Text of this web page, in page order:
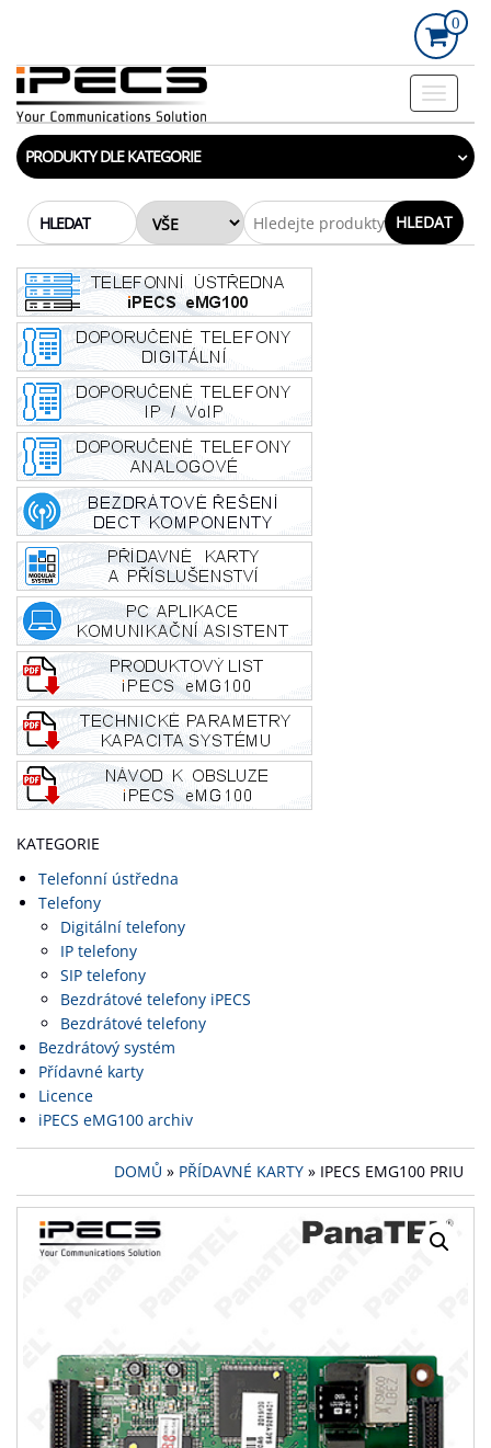
content
0
PRODUKTY DLE KATEGORIE
HLEDAT HLEDAT
KATEGORIE
Telefonní ústředna
Telefony
Digitální telefony
IP telefony
SIP telefony
Bezdrátové telefony iPECS
Bezdrátové telefony
Bezdrátový systém
Přídavné karty
Licence
iPECS eMG100 archiv
DOMŮ » PŘÍDAVNÉ KARTY » IPECS EMG100 PRIU